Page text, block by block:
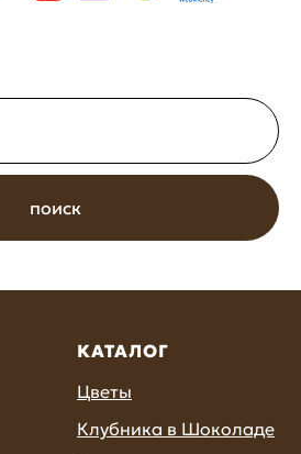
поиск
КАТАЛОГ
Цветы
Клубника в Шоколаде